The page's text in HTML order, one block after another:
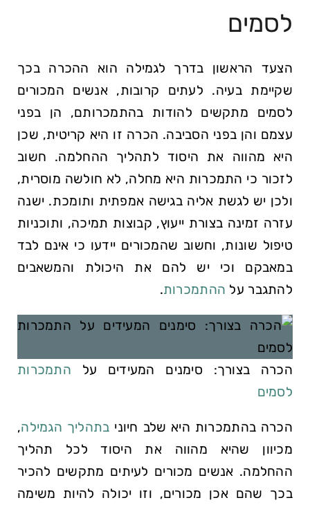
לסמים
הצעד הראשון בדרך לגמילה הוא ההכרה בכך
שקיימת בעיה. לעתים קרובות, אנשים המכורים
לסמים מתקשים להודות בהתמכרותם, הן בפני
עצמם והן בפני הסביבה. הכרה זו היא קריטית, שכן
היא מהווה את היסוד לתהליך ההחלמה. חשוב
לזכור כי התמכרות היא מחלה, לא חולשה מוסרית,
ולכן יש לגשת אליה בגישה אמפתית ותומכת. ישנה
עזרה זמינה בצורת ייעוץ, קבוצות תמיכה, ותוכניות
טיפול שונות, וחשוב שהמכורים יידעו כי אינם לבד
במאבקם וכי יש להם את היכולת והמשאבים
להתגבר על ההתמכרות.
הכרה בצורך: סימנים המעידים על התמכרות
לסמים
הכרה בהתמכרות היא שלב חיוני בתהליך הגמילה,
מכיוון שהיא מהווה את היסוד לכל תהליך
ההחלמה. אנשים מכורים לעיתים מתקשים להכיר
בכך שהם אכן מכורים, וזו יכולה להיות משימה